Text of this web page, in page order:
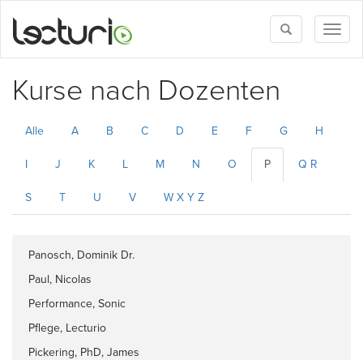
Toggle
search
Kurse nach Dozenten
Alle A B C D E F G H
I J K L M N O P Q R
S T U V W X Y Z
Panosch, Dominik Dr.
Paul, Nicolas
Performance, Sonic
Pflege, Lecturio
Pickering, PhD, James